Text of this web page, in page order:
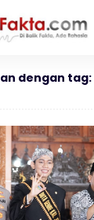
dengan tag: